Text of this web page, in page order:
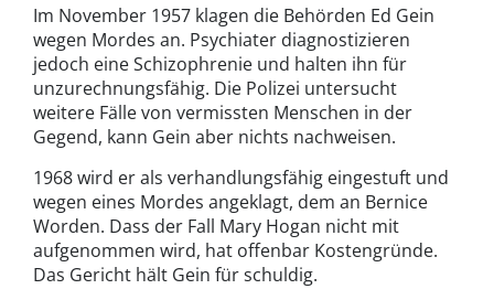
Im November 1957 klagen die Behörden Ed Gein
wegen Mordes an. Psychiater diagnostizieren
jedoch eine Schizophrenie und halten ihn für
unzurechnungsfähig. Die Polizei untersucht
weitere Fälle von vermissten Menschen in der
Gegend, kann Gein aber nichts nachweisen.
1968 wird er als verhandlungsfähig eingestuft und
wegen eines Mordes angeklagt, dem an Bernice
Worden. Dass der Fall Mary Hogan nicht mit
aufgenommen wird, hat offenbar Kostengründe.
Das Gericht hält Gein für schuldig.